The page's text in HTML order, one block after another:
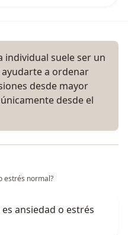
individual suele ser un
a ordenar
desde mayor
desde el
estrés normal?
ansiedad o estrés